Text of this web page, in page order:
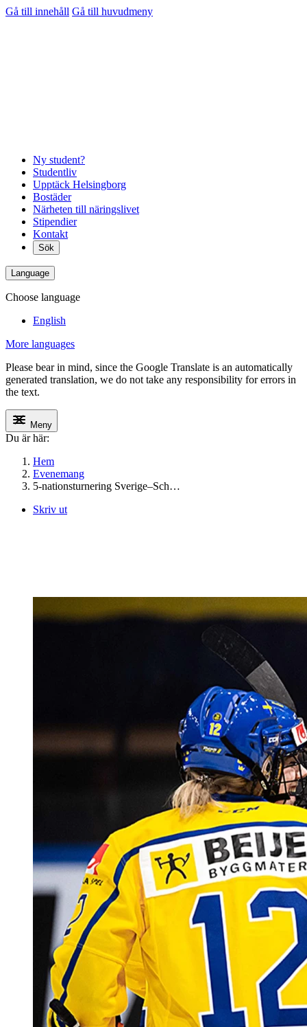
Gå till innehåll Gå till huvudmeny
Ny student?
Studentliv
Upptäck Helsingborg
Bostäder
Närheten till näringslivet
Stipendier
Kontakt
Sök
Language
Choose language
English
More languages
Please bear in mind, since the Google Translate is an automatically
generated translation, we do not take any responsibility for errors in
the text.
Meny
Du är här:
Hem
Evenemang
5-nationsturnering Sverige–Sch…
Skriv ut